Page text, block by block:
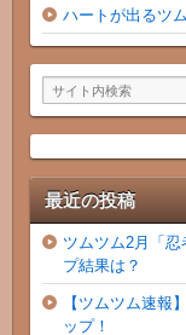
ハートが出るツム
最近の投稿
ツムツム2月「
プ結果は？
【ツムツム速報
ップ！